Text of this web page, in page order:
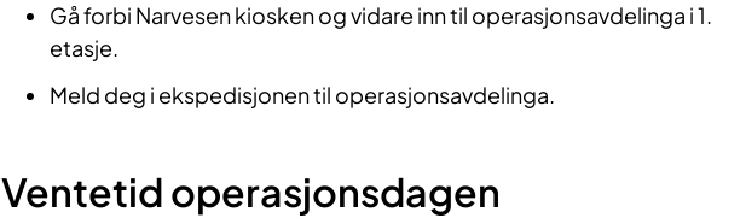
Gå forbi Narvesen kiosken og vidare inn til operasjonsavdelinga i 1.
etasje.
Meld deg i ekspedisjonen til operasjonsavdelinga.
Ventetid operasjonsdagen